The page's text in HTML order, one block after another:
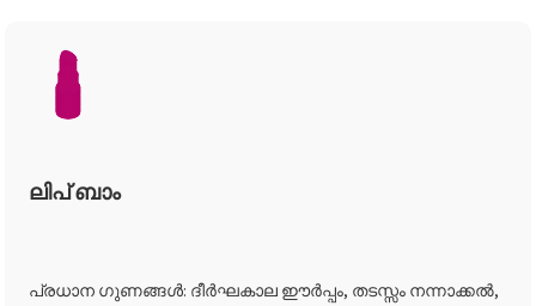
ലിപ് ബാം
പ്രധാന ഗുണങ്ങൾ: ദീർഘകാല ഈർപ്പം, തടസ്സം നന്നാക്കൽ,